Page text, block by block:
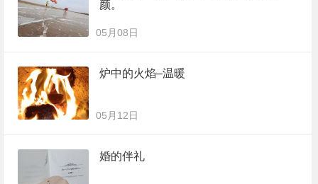
颜。
05月08日
炉中的火焰–温暖
05月12日
婚的伴礼